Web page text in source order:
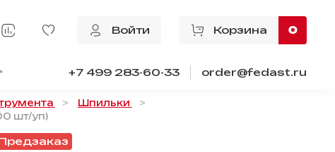
Войти Корзина 0
+7 499 283-60-33 order@fedast.ru
Шпильки
шт/уп)